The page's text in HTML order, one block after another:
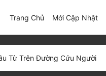
Trang Chủ Mới Cập Nhật
Từ Trên Đường Cứu Người